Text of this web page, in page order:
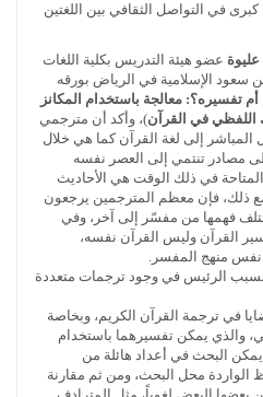
في التواصل الثقافي بين اللغتين
عضو هيئة التدريس بكلية اللغات
سعود الإسلامية في الرياض بورقه
تفسيره؟: معالجة باستخدام المكانز
اللفظي في القرآن)، وأكد أن مترجمي
المباشر إلى لغة القرآن كما هي خلال
مصادر تنتمي إلى العصر نفسه
في ذلك الوقت هي الأحاديث
ومع ذلك، فإن معظم المترجمين يرجعون
فهمها من مفسّر إلى آخر، وفي
القرآن وليس القرآن نفسه،
نفس منهج المفسر.
الرئيس في وجود ترجمات متعددة
في ترجمة القرآن الكريم، وبخاصة
والذي يمكن تفسيرهما باستخدام
يمكن البحث في أعداد هائلة من
الواردة محل البحث، ومن ثم مقارنة